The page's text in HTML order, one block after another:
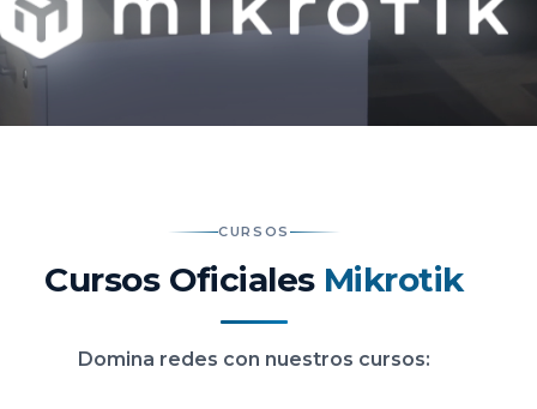
CURSOS
Cursos Oficiales Mikrotik
Domina redes con nuestros cursos: